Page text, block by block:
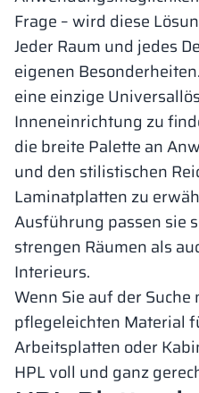
Frage – wird diese
Jeder Raum und jedes
eigenen
eine einzige
Inneneinrichtung zu
die breite Palette an
und den stilistischen
Laminatplatten zu
Ausführung passen sie
strengen Räumen als
Interieurs.
Wenn Sie auf der
pflegeleichten Material
Arbeitsplatten oder
HPL voll und ganz